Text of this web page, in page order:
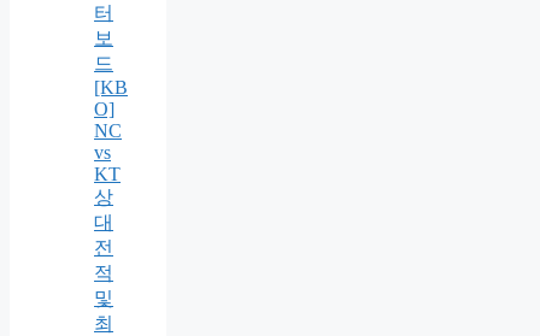
터
보
드
[KB
O]
NC
vs
KT
상
대
전
적
및
최